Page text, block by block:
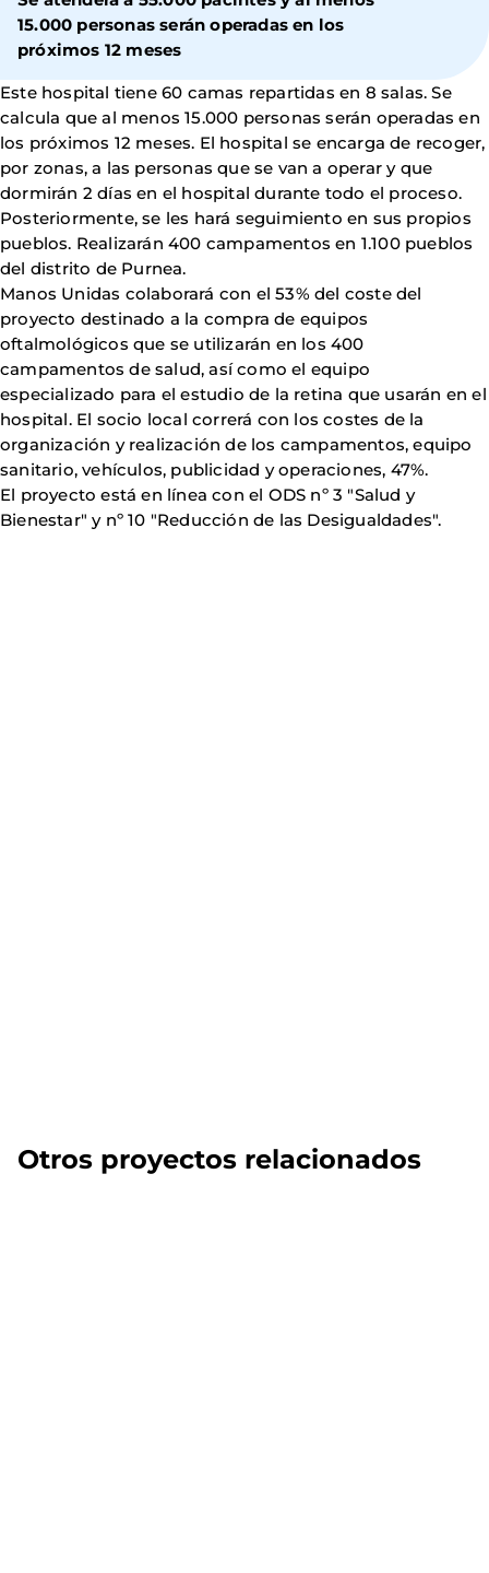
15.000 personas serán operadas en los
próximos 12 meses
Este hospital tiene 60 camas repartidas en 8 salas. Se
calcula que al menos 15.000 personas serán operadas en
los próximos 12 meses. El hospital se encarga de recoger,
por zonas, a las personas que se van a operar y que
dormirán 2 días en el hospital durante todo el proceso.
Posteriormente, se les hará seguimiento en sus propios
pueblos. Realizarán 400 campamentos en 1.100 pueblos
del distrito de Purnea.
Manos Unidas colaborará con el 53% del coste del
proyecto destinado a la compra de equipos
oftalmológicos que se utilizarán en los 400
campamentos de salud, así como el equipo
especializado para el estudio de la retina que usarán en el
hospital. El socio local correrá con los costes de la
organización y realización de los campamentos, equipo
sanitario, vehículos, publicidad y operaciones, 47%.
El proyecto está en línea con el ODS nº 3 "Salud y
Bienestar" y nº 10 "Reducción de las Desigualdades".
Otros proyectos relacionados